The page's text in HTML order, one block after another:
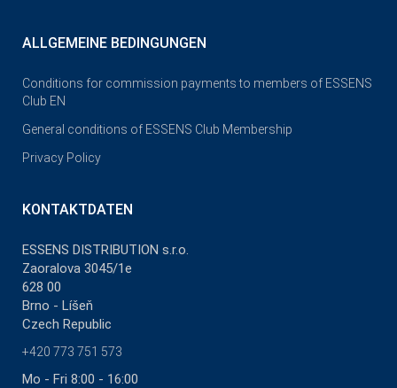
ALLGEMEINE BEDINGUNGEN
Conditions for commission payments to members of ESSENS
Club EN
General conditions of ESSENS Club Membership
Privacy Policy
KONTAKTDATEN
ESSENS DISTRIBUTION s.r.o.
Zaoralova 3045/1e
628 00
Brno - Líšeň
Czech Republic
+420 773 751 573
Mo - Fri 8:00 - 16:00